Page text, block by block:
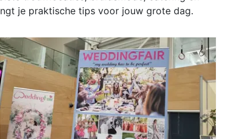
je praktische tips voor jouw grote dag.